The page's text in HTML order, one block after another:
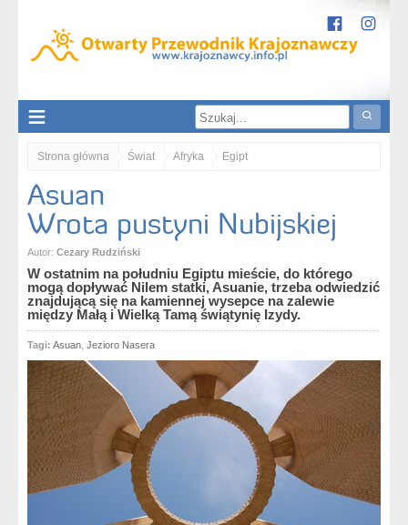
Strona główna Świat Afryka Egipt
Asuan. Wrota pustyni Nubijskiej
Asuan
Wrota pustyni Nubijskiej
Autor: Cezary Rudziński
W ostatnim na południu Egiptu mieście, do którego
mogą dopływać Nilem statki, Asuanie, trzeba odwiedzić
znajdującą się na kamiennej wysepce na zalewie
między Małą i Wielką Tamą świątynię Izydy.
Tagi: Asuan Jezioro Nasera